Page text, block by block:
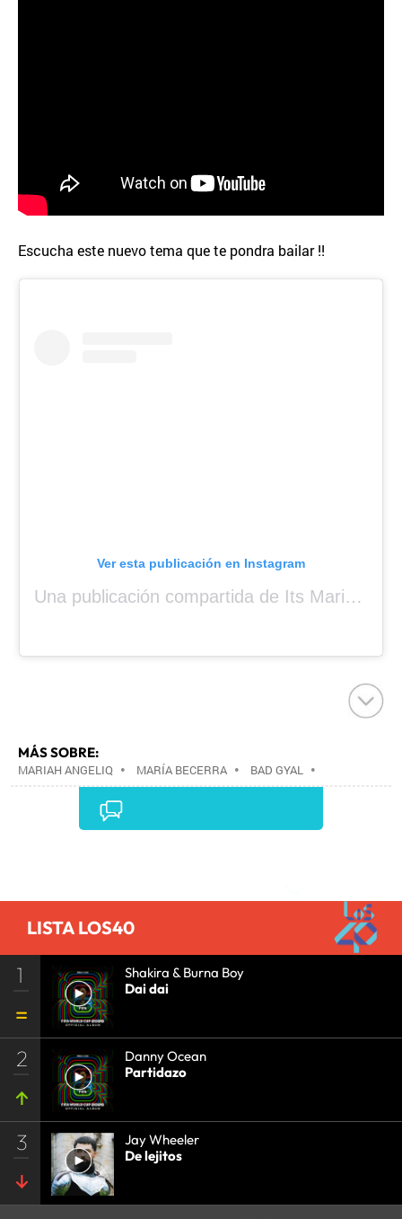
Escucha este nuevo tema que te pondra bailar !!
Ver esta publicación en Instagram
Una publicación compartida de Its Mariah Baby (@mariahangeliq)
MÁS SOBRE:
MARIAH ANGELIQ • MARÍA BECERRA • BAD GYAL •
LISTA LOS40
1
Shakira & Burna Boy
Dai dai
2
Danny Ocean
Partidazo
3
Jay Wheeler
De lejitos